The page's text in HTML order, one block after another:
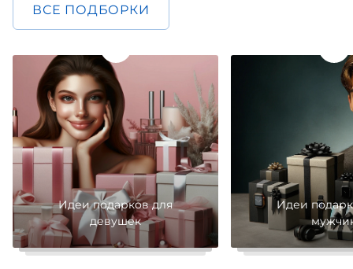
ВСЕ ПОДБОРКИ
Идеи подарков для
девушек
Идеи